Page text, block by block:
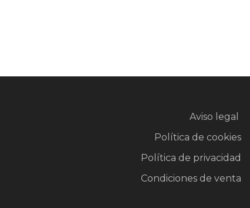
Aviso legal
Política de cookies
Política de privacidad
Condiciones de venta